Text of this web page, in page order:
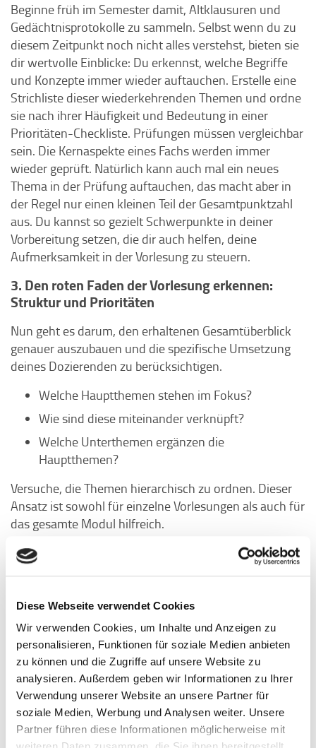
Diese Webseite verwendet Cookies
Wir verwenden Cookies, um Inhalte und Anzeigen zu
personalisieren, Funktionen für soziale Medien anbieten
zu können und die Zugriffe auf unsere Website zu
analysieren. Außerdem geben wir Informationen zu Ihrer
Verwendung unserer Website an unsere Partner für
soziale Medien, Werbung und Analysen weiter. Unsere
Partner führen diese Informationen möglicherweise mit
Beginne früh im Semester damit, Altklausuren und
Gedächtnisprotokolle zu sammeln. Selbst wenn du zu
diesem Zeitpunkt noch nicht alles verstehst, bieten sie
dir wertvolle Einblicke: Du erkennst, welche Begriffe
und Konzepte immer wieder auftauchen. Erstelle eine
Strichliste dieser wiederkehrenden Themen und ordne
sie nach ihrer Häufigkeit und Bedeutung in einer
Prioritäten-Checkliste. Prüfungen müssen vergleichbar
sein. Die Kernaspekte eines Fachs werden immer
wieder geprüft. Natürlich kann auch mal ein neues
Thema in der Prüfung auftauchen, das macht aber in
der Regel nur einen kleinen Teil der Gesamtpunktzahl
aus. Du kannst so gezielt Schwerpunkte in deiner
Vorbereitung setzen, die dir auch helfen, deine
Aufmerksamkeit in der Vorlesung zu steuern.
3. Den roten Faden der Vorlesung erkennen:
Struktur und Prioritäten
Nun geht es darum, den erhaltenen Gesamtüberblick
genauer auszubauen und die spezifische Umsetzung
deines Dozierenden zu berücksichtigen.
Welche Hauptthemen stehen im Fokus?
Wie sind diese miteinander verknüpft?
Welche Unterthemen ergänzen die
Hauptthemen?
Versuche, die Themen hierarchisch zu ordnen. Dieser
Ansatz ist sowohl für einzelne Vorlesungen als auch für
das gesamte Modul hilfreich.
4. Achtsamkeit und Hinweise während der
Vorlesung
Achte auf Themen, die der Dozierende besonders
hervorhebt oder durch viele Beispiele verdeutlicht.
Formulierungen wie »Das ist zentral« oder »Hier liegt
der Kern«, »besonders interessant« sind klare
Indikatoren für wichtige Inhalte. Markiere solche
Stellen in deinen Notizen.
Und: Traue dich, nachzufragen, welche Themen
besonders wichtig sind. Viele Dozierende geben hierzu
klare Hinweise.